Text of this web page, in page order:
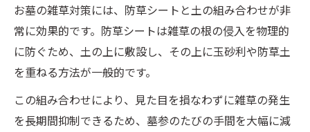
お墓の雑草対策には、防草シートと土の組み合わせが非
常に効果的です。防草シートは雑草の根の侵入を物理的
に防ぐため、土の上に敷設し、その上に玉砂利や防草土
を重ねる方法が一般的です。
この組み合わせにより、見た目を損なわずに雑草の発生
を長期間抑制できるため、墓参のたびの手間を大幅に減